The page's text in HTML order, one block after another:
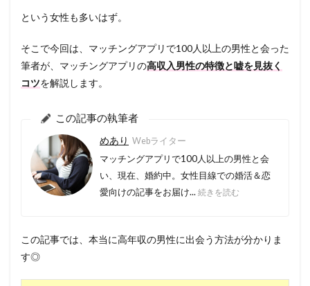
という女性も多いはず。
そこで今回は、マッチングアプリで100人以上の男性と会った
筆者が、マッチングアプリの高収入男性の特徴と嘘を見抜く
コツを解説します。
この記事の執筆者
めあり Webライター
マッチングアプリで100人以上の男性と会
い、現在、婚約中。女性目線での婚活＆恋
愛向けの記事をお届け... 続きを読む
この記事では、本当に高年収の男性に出会う方法が分かりま
す◎